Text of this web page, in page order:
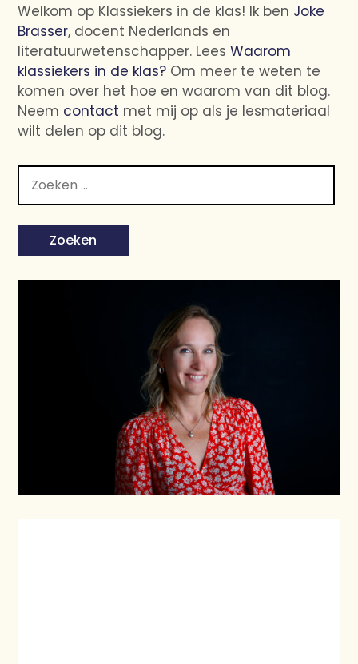
Welkom op Klassiekers in de klas! Ik ben Joke
Brasser, docent Nederlands en
literatuurwetenschapper. LeesWaarom
klassiekers in de klas? Om meer te weten te
komen over het hoe en waarom van dit blog.
Neem contact met mij op als je lesmateriaal
wilt delen op dit blog.
naar: